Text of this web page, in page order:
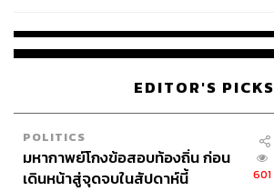
EDITOR'S PICKS
POLITICS
มหากาพย์โกงข้อสอบท้องถิ่น ก่อน
เดินหน้าสู่จุดจบในสัปดาห์นี้
601